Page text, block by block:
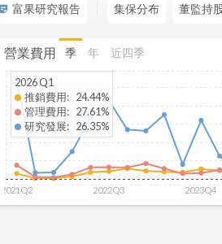
sticky_note_2 富果研究報告 集保分布 董監持
營業費用 季 年 近四季
2021Q2 2022Q3 2023Q4
2026 Q1
推銷費用: 24.44%
管理費用: 27.61%
研究發展: 26.35%